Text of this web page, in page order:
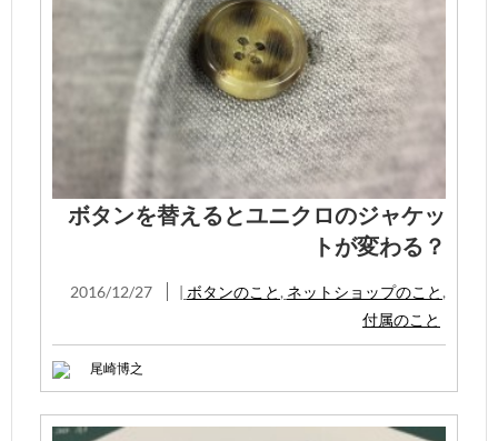
ボタンを替えるとユニクロのジャケッ
トが変わる？
2016/12/27 | ボタンのこと , ネットショップのこと ,
付属のこと
尾崎博之